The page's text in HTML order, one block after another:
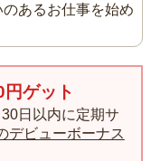
あるお仕事を始め
ゲット
日以内に定期サ
デビューボーナス